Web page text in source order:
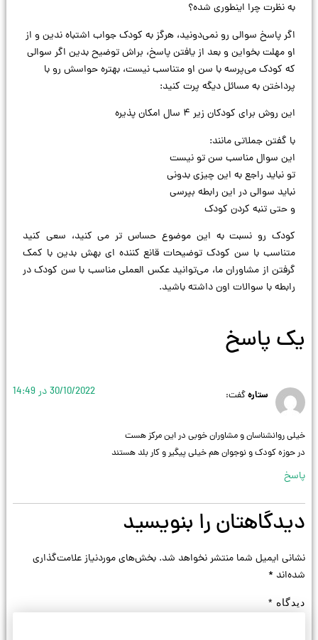
به نظرت چرا اینطوری شده؟
اگر پاسخ سوالی رو نمی‌دونید، هرگز به کودک جواب اشتباه ندین و از
او مهلت بخواین و بعد از یافتن پاسخ، براش توضیح بدین اگر سوالی
که کودک می‌پرسه با سن او متناسب نیست، بهتره حواسش رو با
پرداختن به مسائل دیگه پرت کنید:
این روش برای کودکان زیر ۴ سال امکان پذیره‌
با گفتن جملاتی مانند:
این سوال مناسب سن تو نیست
تو نباید راجع به این چیزی بدونی
نباید سوالی در این رابطه بپرسی
و حتی تنبه کردن کودک
کودک رو نسبت به این موضوع حساس تر می کنید، سعی کنید
متناسب با سن کودک توضیحات قانع کننده ای بهش بدین با کمک
گرفتن از مشاوران ما، می‌توانید عکس العملی مناسب با سن کودک در
رابطه با سوالات اون داشته باشید.
یک پاسخ
ستارهگفت: 30/10/2022 در 14:49
خیلی روانشناسان و مشاوران خوبی در این مرکز هست
در حوزه کودک و نوجوان هم خیلی پیگیر و کار بلد هستند
پاسخ
دیدگاهتان را بنویسید
نشانی ایمیل شما منتشر نخواهد شد. بخش‌های موردنیاز علامت‌گذاری
شده‌اند *
دیدگاه *